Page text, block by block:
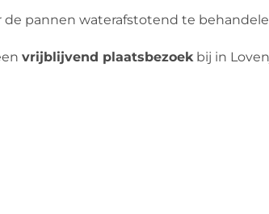
pannen waterafstotend te
vrijblijvend plaatsbezoekbij in